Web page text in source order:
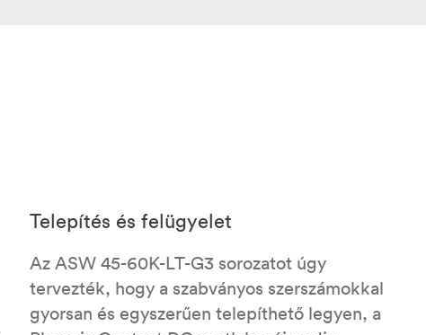
Telepítés és felügyelet
Az ASW 45-60K-LT-G3 sorozatot úgy
tervezték, hogy a szabványos szerszámokkal
gyorsan és egyszerűen telepíthető legyen, a